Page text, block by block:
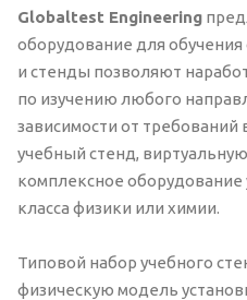
Globaltest Engineering
оборудование для
и стенды позволяют
по изучению любого
зависимости от требований
учебный стенд,
комплексное оборудование
класса физики или химии.
Типовой набор учебного
физическую модель